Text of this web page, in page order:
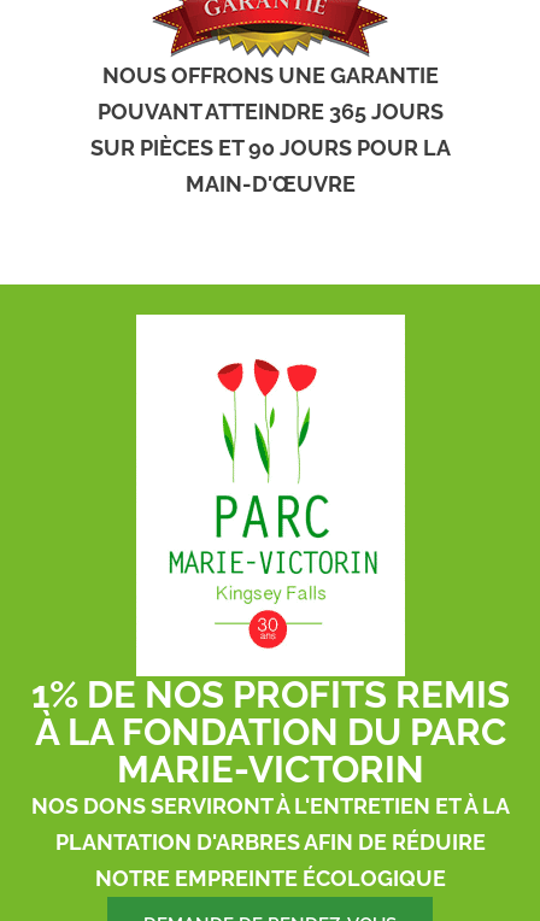
NOUS OFFRONS UNE GARANTIE
POUVANT ATTEINDRE 365 JOURS
SUR PIÈCES ET 90 JOURS POUR LA
MAIN-D'ŒUVRE
1% DE NOS PROFITS REMIS
À LA FONDATION DU PARC
MARIE-VICTORIN
NOS DONS SERVIRONT À L'ENTRETIEN ET À LA
PLANTATION D'ARBRES AFIN DE RÉDUIRE
NOTRE EMPREINTE ÉCOLOGIQUE